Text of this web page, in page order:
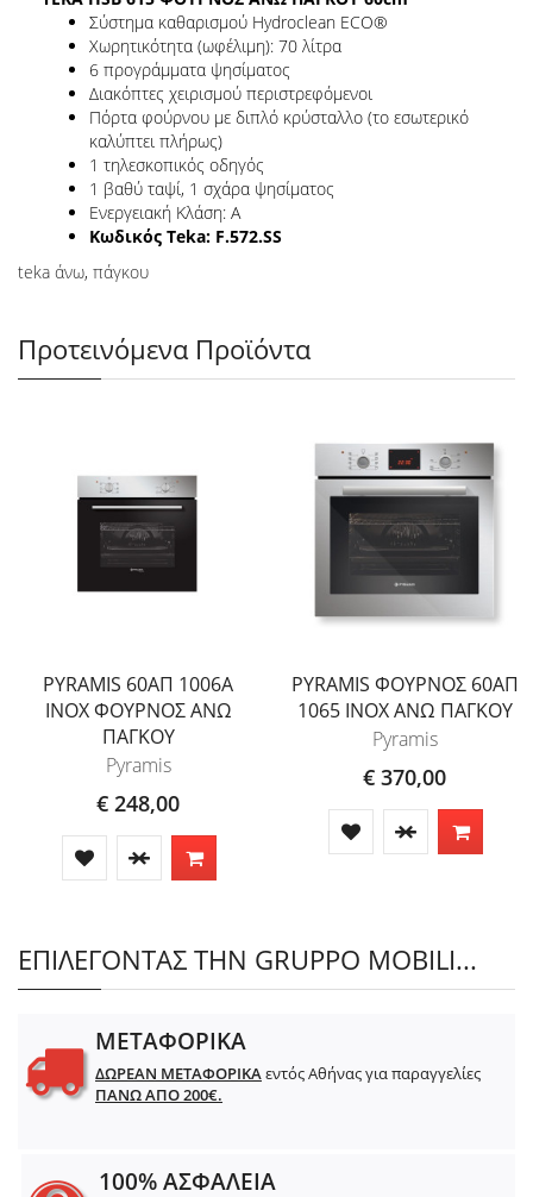
Σύστημα καθαρισμού Hydroclean ECO®
Xωρητικότητα (ωφέλιμη): 70 λίτρα
6 προγράμματα ψησίματος
Διακόπτες χειρισμού περιστρεφόμενοι
Πόρτα φούρνου με διπλό κρύσταλλο (το εσωτερικό
καλύπτει πλήρως)
1 τηλεσκοπικός οδηγός
1 βαθύ ταψί, 1 σχάρα ψησίματος
Ενεργειακή Κλάση: A
Κωδικός Teka: F.572.SS
teka άνω, πάγκου
Προτεινόμενα Προϊόντα
PYRAMIS 60ΑΠ 1006A
INOX ΦΟΥΡΝΟΣ ΑΝΩ
ΠΑΓΚΟΥ
Pyramis
€ 248,00
PYRAMIS ΦΟΥΡΝΟΣ 60ΑΠ
1065 INOX ΑΝΩ ΠΑΓΚΟΥ
Pyramis
€ 370,00
ΕΠΙΛΕΓΟΝΤΑΣ ΤΗΝ GRUPPO MOBILI...
ΜΕΤΑΦΟΡΙΚΑ
ΔΩΡΕΑΝ ΜΕΤΑΦΟΡΙΚΑεντός Αθήνας για παραγγελίες
ΠΑΝΩ ΑΠΟ 200€.
100% ΑΣΦΑΛΕΙΑ